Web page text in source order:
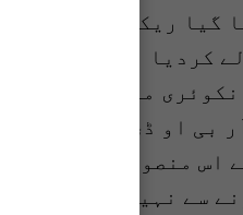
کردیا ہے اور نیب
انکوئری میں بھی نیب
بی او ڈی منصوبے کے
اس منصوبے پر
سے نہیں روکا ہے۔